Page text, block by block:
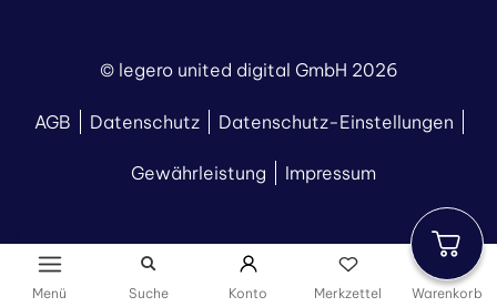
Menü Suche Konto Merkzettel Warenkorb
© legero united digital GmbH 2026
AGB Datenschutz Datenschutz-Einstellungen
Gewährleistung Impressum